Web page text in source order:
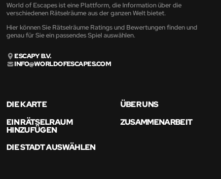
World of Escapes ist eine Plattform, die Information über die
verschiedenen Rätselräume aus der ganzen Welt bietet.
Hier können Sie Rätselräume Ratings und Bewertungen finden und
genau für Sie ein passendes Spiel auswählen.
ESCAPY B.V.
INFO@WORLDOFESCAPES.COM
DIE KARTE
ÜBER UNS
EIN RÄTSELRAUM
HINZUFÜGEN
ZUSAMMENARBEIT
DIE STADT AUSWÄHLEN